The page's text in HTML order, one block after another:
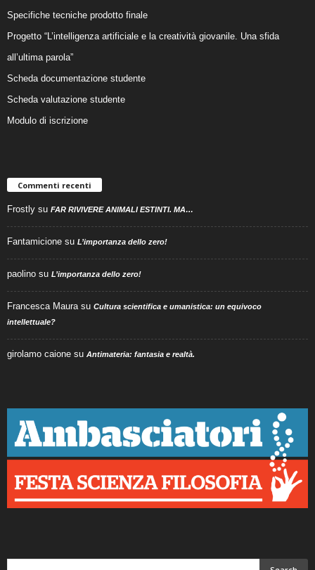
Specifiche tecniche prodotto finale
Progetto “L’intelligenza artificiale e la creatività giovanile. Una sfida
all’ultima parola”
Scheda documentazione studente
Scheda valutazione studente
Modulo di iscrizione
Commenti recenti
Frostly su FAR RIVIVERE ANIMALI ESTINTI. MA…
Fantamicione su L’importanza dello zero!
paolino su L’importanza dello zero!
Francesca Maura su Cultura scientifica e umanistica: un equivoco
intellettuale?
girolamo caione su Antimateria: fantasia e realtà.